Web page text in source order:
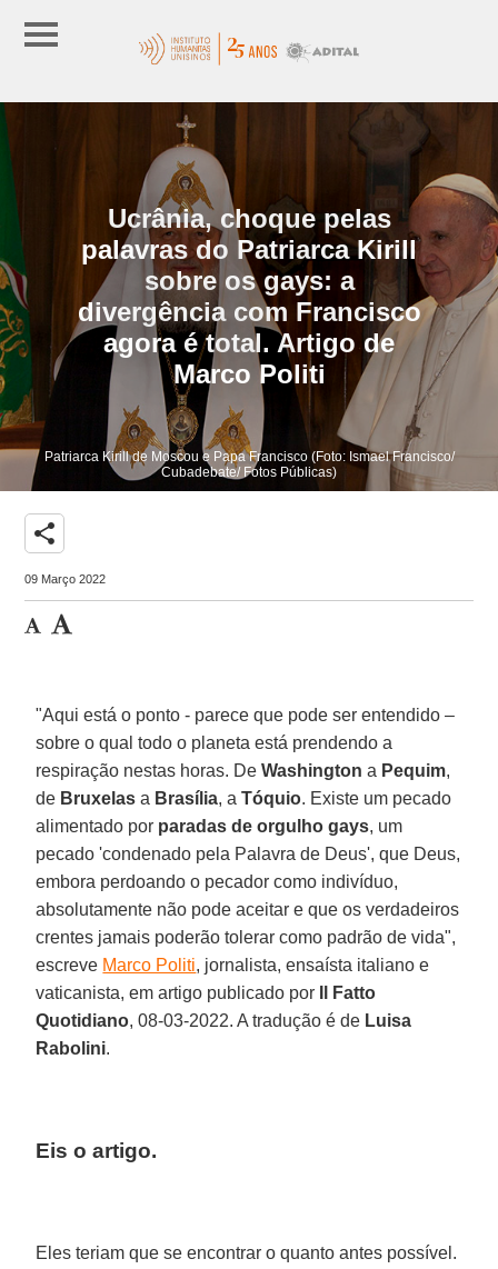
Ucrânia, choque pelas
palavras do Patriarca Kirill
sobre os gays: a
divergência com Francisco
agora é total. Artigo de
Marco Politi
Patriarca Kirill de Moscou e Papa Francisco (Foto: Ismael Francisco/
Cubadebate/ Fotos Públicas)
share
09 Março 2022
"Aqui está o ponto - parece que pode ser entendido –
sobre o qual todo o planeta está prendendo a
respiração nestas horas. DeWashington a Pequim,
de Bruxelas a Brasília, aTóquio. Existe um pecado
alimentado por paradas de orgulho gays, um
pecado 'condenado pela Palavra de Deus', que Deus,
embora perdoando o pecador como indivíduo,
absolutamente não pode aceitar e que os verdadeiros
crentes jamais poderão tolerar como padrão de vida",
escreve Marco Politi, jornalista, ensaísta italiano e
vaticanista, em artigo publicado por
Il Fatto
Quotidiano, 08-03-2022. A tradução é de Luisa
Rabolini.
Eis o artigo.
Eles teriam que se encontrar o quanto antes possível.